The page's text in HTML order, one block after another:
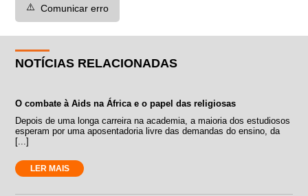
⚠️ Comunicar erro
NOTÍCIAS RELACIONADAS
O combate à Aids na África e o papel das religiosas
Depois de uma longa carreira na academia, a maioria dos estudiosos
esperam por uma aposentadoria livre das demandas do ensino, da
[...]
LER MAIS